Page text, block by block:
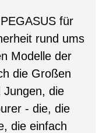
für
rund ums
Modelle der
die Großen
Jungen, die
- die, die
die einfach